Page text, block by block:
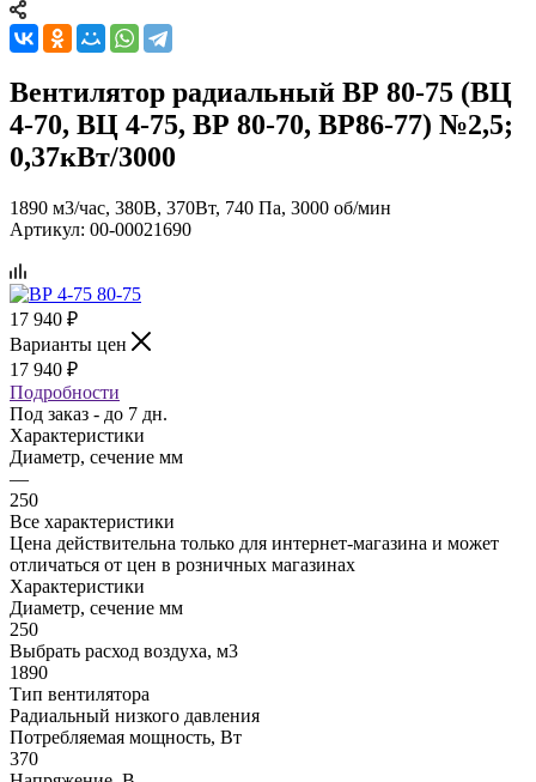
Вентилятор радиальный ВР 80-75 (ВЦ
4-70, ВЦ 4-75, ВР 80-70, ВР86-77) №2,5;
0,37кВт/3000
1890 м3/час, 380В, 370Вт, 740 Па, 3000 об/мин
Артикул: 00-00021690
17 940 ₽
Варианты цен
17 940 ₽
Подробности
Под заказ - до 7 дн.
Характеристики
Диаметр, сечение мм
—
250
Все характеристики
Цена действительна только для интернет-магазина и может
отличаться от цен в розничных магазинах
Характеристики
Диаметр, сечение мм
250
Выбрать расход воздуха, м3
1890
Тип вентилятора
Радиальный низкого давления
Потребляемая мощность, Вт
370